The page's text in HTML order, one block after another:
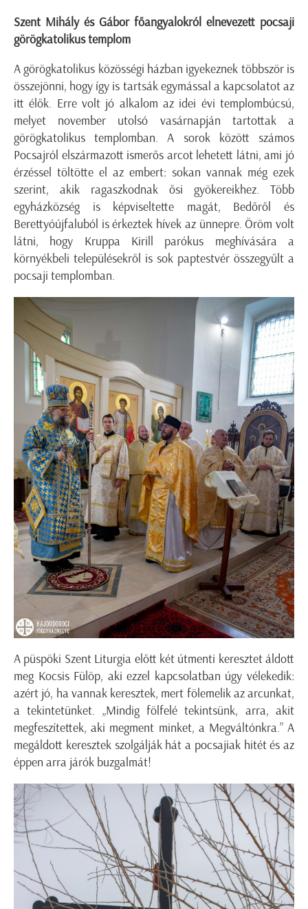
Szent Mihály és Gábor főangyalokról elnevezett pocsaji
görögkatolikus templom
A görögkatolikus közösségi házban igyekeznek többször is
összejönni, hogy így is tartsák egymással a kapcsolatot az
itt élők. Erre volt jó alkalom az idei évi templombúcsú,
melyet november utolsó vasárnapján tartottak a
görögkatolikus templomban. A sorok között számos
Pocsajról elszármazott ismerős arcot lehetett látni, ami jó
érzéssel töltötte el az embert: sokan vannak még ezek
szerint, akik ragaszkodnak ősi gyökereikhez. Több
egyházközség is képviseltette magát, Bedőről és
Berettyóújfaluból is érkeztek hívek az ünnepre. Öröm volt
látni, hogy Kruppa Kirill parókus meghívására a
környékbeli településekről is sok paptestvér összegyűlt a
pocsaji templomban.
A püspöki Szent Liturgia előtt két útmenti keresztet áldott
meg Kocsis Fülöp, aki ezzel kapcsolatban úgy vélekedik:
azért jó, ha vannak keresztek, mert fölemelik az arcunkat,
a tekintetünket. „Mindig fölfelé tekintsünk, arra, akit
megfeszítettek, aki megment minket, a Megváltónkra.” A
megáldott keresztek szolgálják hát a pocsajiak hitét és az
éppen arra járók buzgalmát!